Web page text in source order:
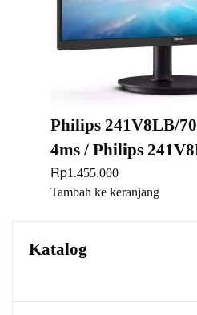
Philips 241V8LB/
4ms / Philips
Rp1.455.000
Tambah ke keranjang
Katalog